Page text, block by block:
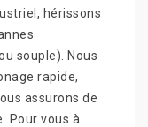
hérissons
souple). Nous
rapide,
assurons de
Pour vous à